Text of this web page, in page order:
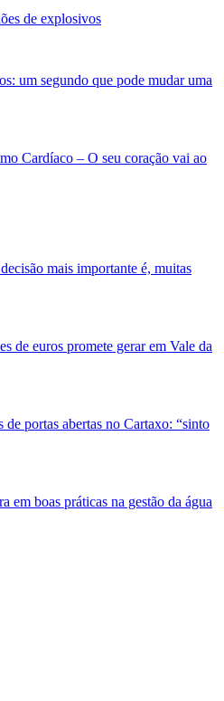
de explosivos
um segundo que pode mudar uma
Cardíaco – O seu coração vai ao
mais importante é, muitas
de euros promete gerar em Vale da
de portas abertas no Cartaxo: “sinto
em boas práticas na gestão da água